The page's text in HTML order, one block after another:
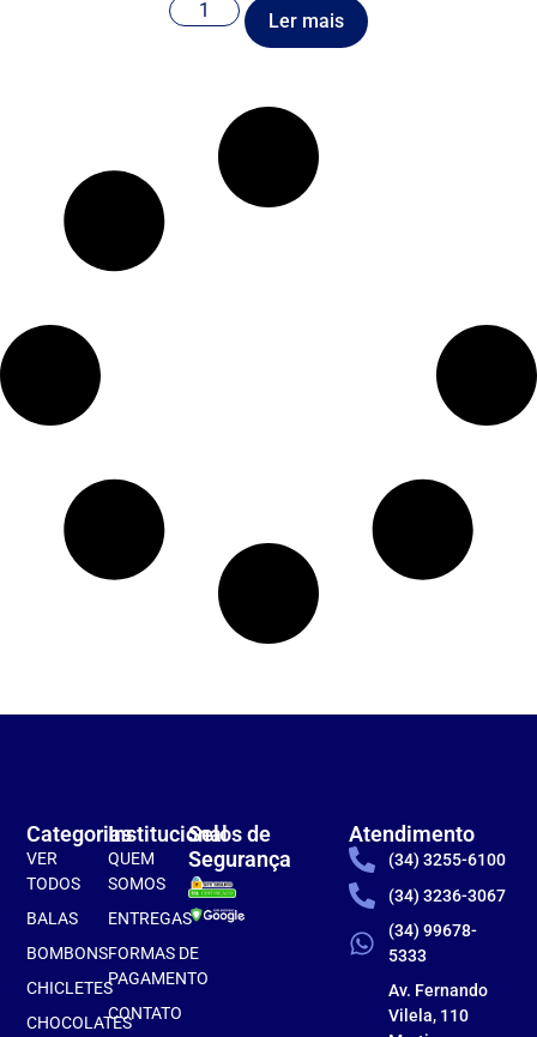
Ler mais
Institucional
QUEM
SOMOS
ENTREGAS
FORMAS DE
PAGAMENTO
CONTATO
Categorias
VER
TODOS
BALAS
BOMBONS
CHICLETES
CHOCOLATES
Atendimento
(34) 3255-6100
(34) 3236-3067
(34) 99678-
5333
Av. Fernando
Vilela, 110
Selos de
Segurança